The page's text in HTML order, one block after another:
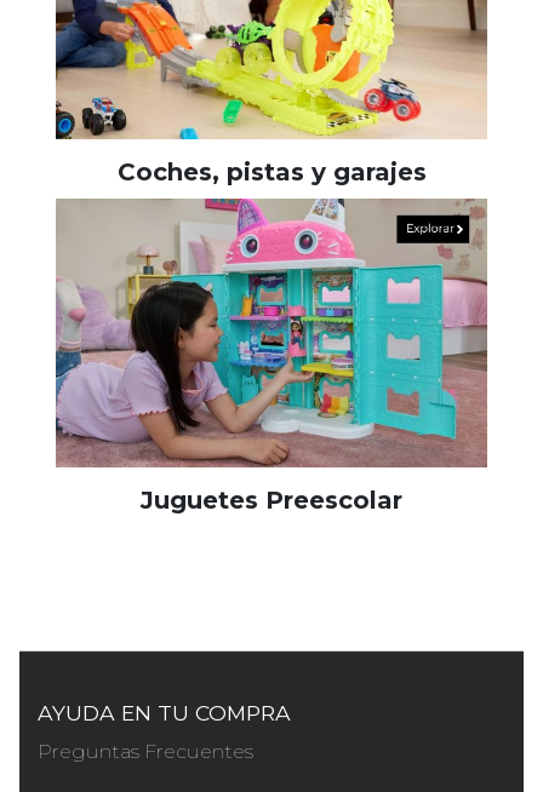
Coches, pistas y garajes
Juguetes Preescolar
AYUDA EN TU COMPRA
Preguntas Frecuentes